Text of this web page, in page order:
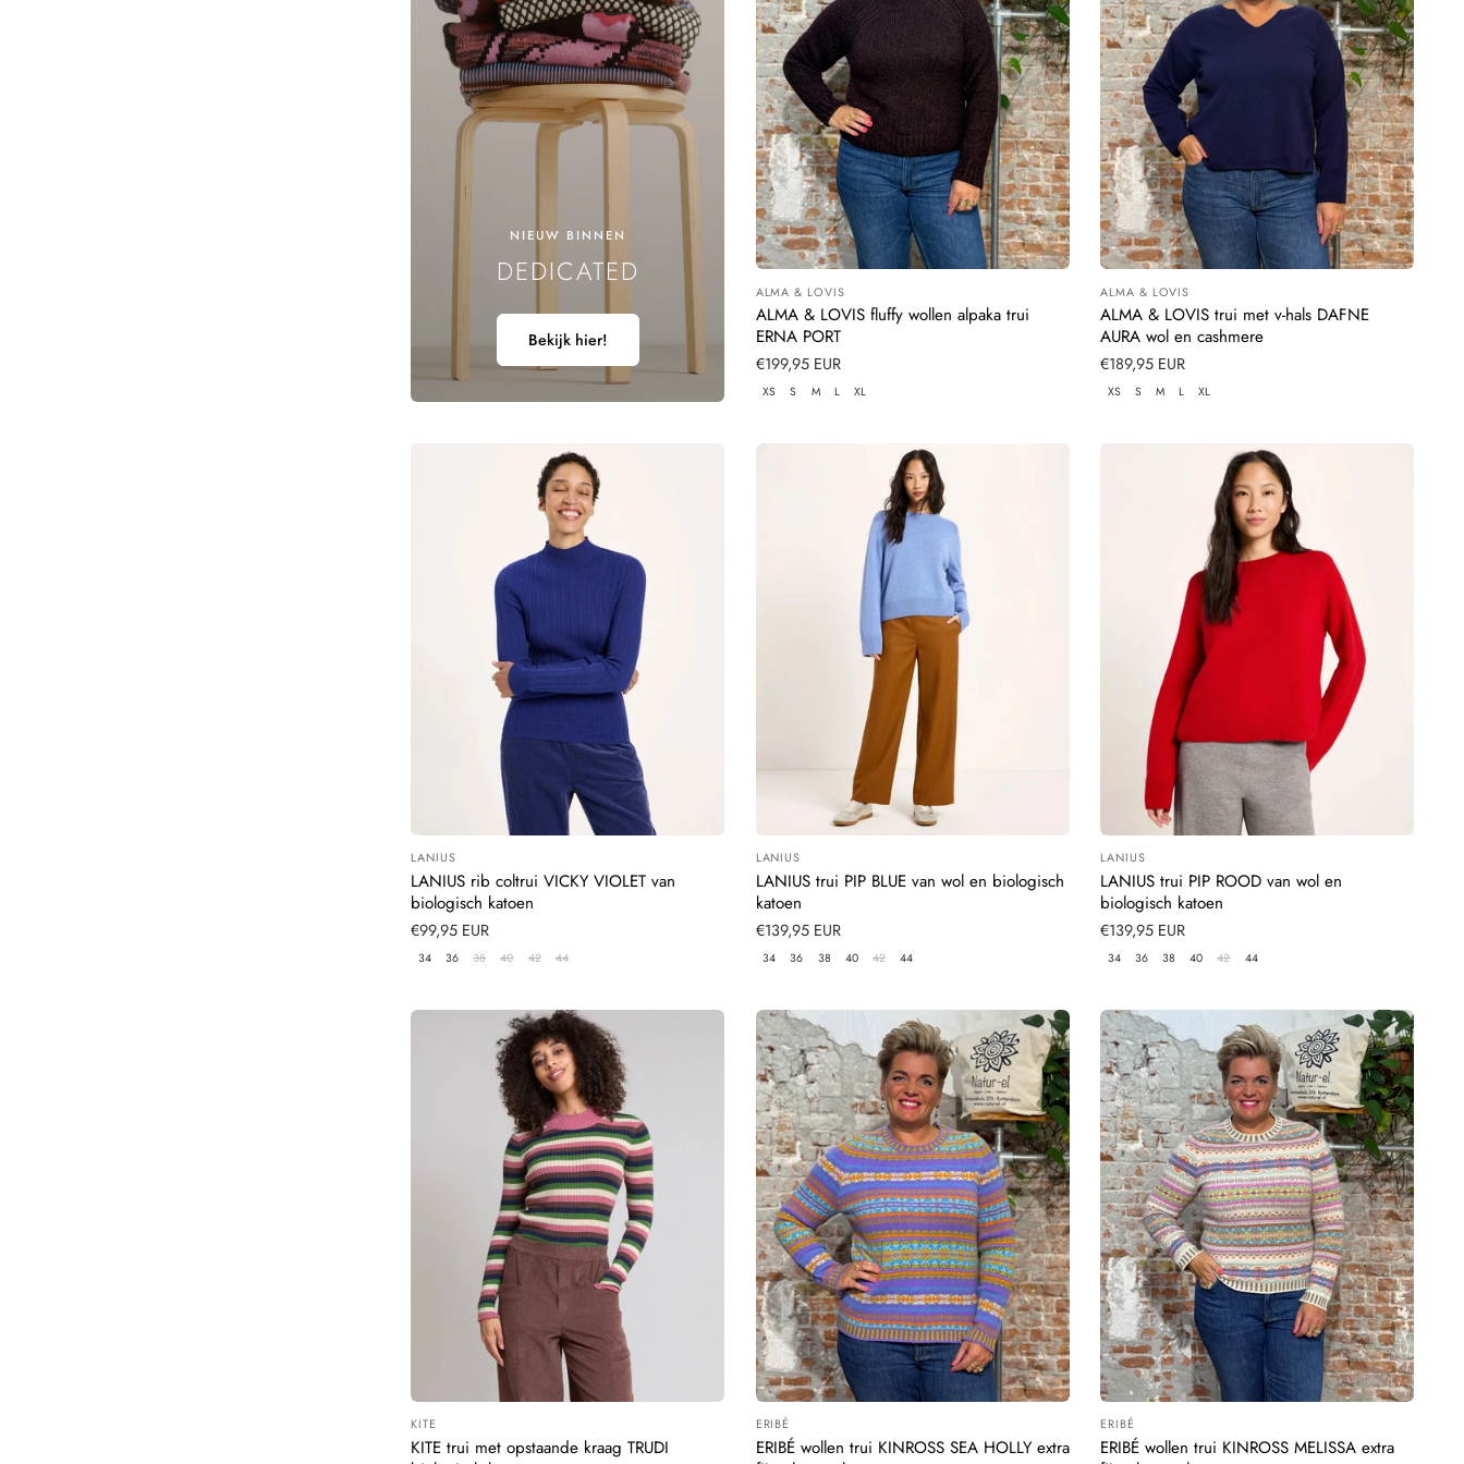
N
G
:
NIEUW BINNEN
DEDICATED
Bekijk hier!
Leverancier:
ALMA & LOVIS
ALMA & LOVIS fluffy wollen alpaka trui
ERNA PORT
Normale
prijs
€199,95 EUR
XS S M L XL
Leverancier:
ALMA & LOVIS
ALMA & LOVIS trui met v-hals DAFNE
AURA wol en cashmere
Normale
prijs
€189,95 EUR
XS S M L XL
Leverancier:
LANIUS
LANIUS rib coltrui VICKY VIOLET van
biologisch katoen
Normale
prijs
€99,95 EUR
34 36 38 40 42 44
Leverancier:
LANIUS
LANIUS trui PIP BLUE van wol en biologisch
katoen
Normale
prijs
€139,95 EUR
34 36 38 40 42 44
Leverancier:
LANIUS
LANIUS trui PIP ROOD van wol en
biologisch katoen
Normale
prijs
€139,95 EUR
34 36 38 40 42 44
Leverancier:
KITE
KITE trui met opstaande kraag TRUDI
Leverancier:
ERIBÉ
ERIBÉ wollen trui KINROSS SEA HOLLY extra
Leverancier:
ERIBÉ
ERIBÉ wollen trui KINROSS MELISSA extra